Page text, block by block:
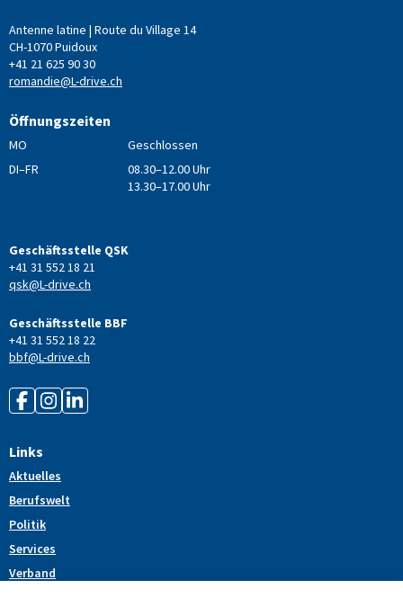
Antenne latine | Route du Village 14
CH-1070 Puidoux
+41 21 625 90 30
romandie@L-drive.ch
Öffnungszeiten
MO
Geschlossen
DI–FR
08.30–12.00 Uhr
13.30–17.00 Uhr
Geschäftsstelle QSK
+41 31 552 18 21
qsk@L-drive.ch
Geschäftsstelle BBF
+41 31 552 18 22
bbf@L-drive.ch
Links
Aktuelles
Berufswelt
Politik
Services
Verband